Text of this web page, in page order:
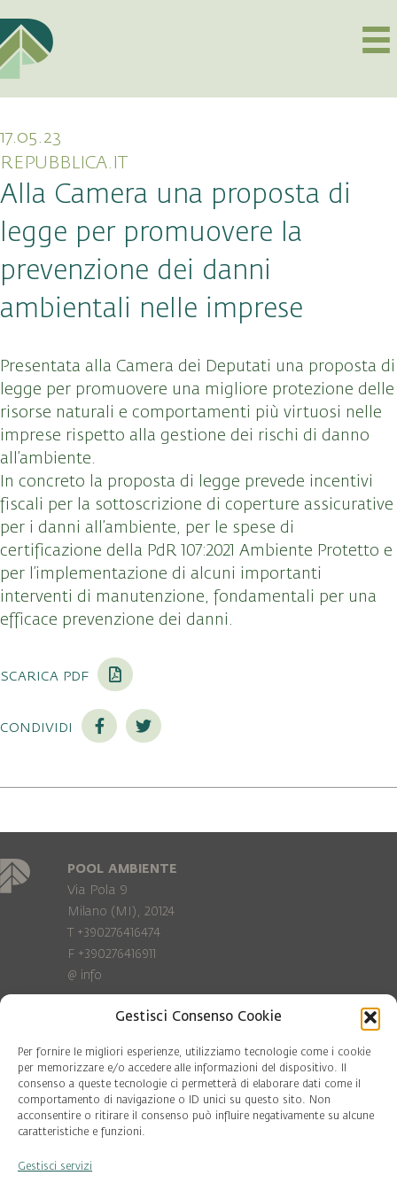
Gestisci Consenso Cookie
Per fornire le migliori esperienze, utilizziamo tecnologie come i cookie
per memorizzare e/o accedere alle informazioni del dispositivo. Il
consenso a queste tecnologie ci permetterà di elaborare dati come il
comportamento di navigazione o ID unici su questo sito. Non
acconsentire o ritirare il consenso può influire negativamente su alcune
caratteristiche e funzioni.
Gestisci servizi
17.05.23
REPUBBLICA.IT
Alla Camera una proposta di
legge per promuovere la
prevenzione dei danni
ambientali nelle imprese
Presentata alla Camera dei Deputati una proposta di
legge per promuovere una migliore protezione delle
risorse naturali e comportamenti più virtuosi nelle
imprese rispetto alla gestione dei rischi di danno
all’ambiente.
In concreto la proposta di legge prevede incentivi
fiscali per la sottoscrizione di coperture assicurative
per i danni all’ambiente, per le spese di
certificazione della PdR 107:2021 Ambiente Protetto e
per l’implementazione di alcuni importanti
interventi di manutenzione, fondamentali per una
efficace prevenzione dei danni.
scarica pdf
condividi
POOL AMBIENTE
Via Pola 9
Milano (MI), 20124
T +390276416474
F +390276416911
@ info
Privacy Policy
Cookie policy
COD. FISC. 97081560159
P.IVA 06375640965
© Pool Ambiente 2026
DESIGN & DEVELOPMENT by